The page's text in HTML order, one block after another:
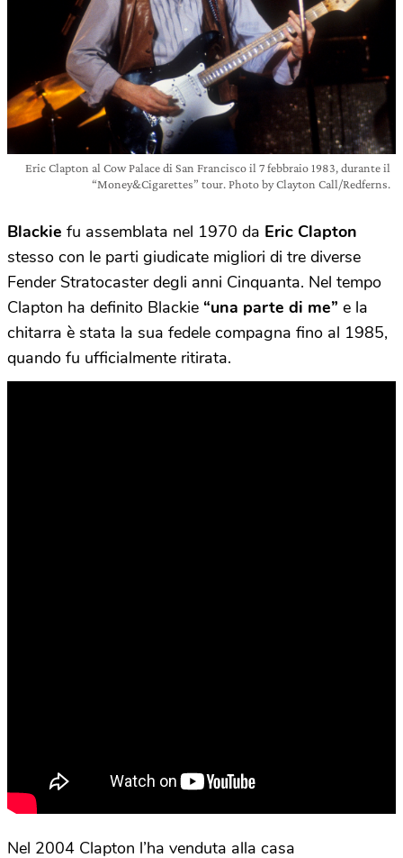
Eric Clapton al Cow Palace di San Francisco il 7 febbraio 1983, durante il
“Money&Cigarettes” tour. Photo by Clayton Call/Redferns.
Blackie fu assemblata nel 1970 da Eric Clapton
stesso con le parti giudicate migliori di tre diverse
Fender Stratocaster degli anni Cinquanta. Nel tempo
Clapton ha definito Blackie “una parte di me” e la
chitarra è stata la sua fedele compagna fino al 1985,
quando fu ufficialmente ritirata.
Nel 2004 Clapton l’ha venduta alla casa